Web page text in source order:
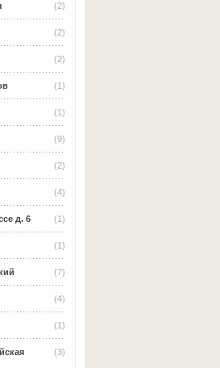
(2)
(2)
(2)
(1)
(1)
(9)
(2)
(4)
(1)
д. 6
(1)
(7)
(4)
(1)
(3)